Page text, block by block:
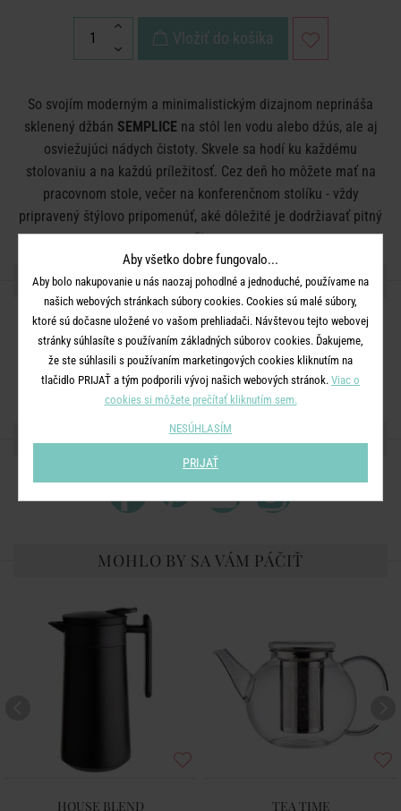
Vložiť do košíka
So svojím moderným a minimalistickým dizajnom neprináša
sklenený džbán SEMPLICE na stôl len vodu alebo džús, ale aj
osviežujúci nádych čistoty. Skvele sa hodí ku každému
stolovaniu a na každú príležitosť. Cez deň ho môžete mať na
pracovnom stole, večer na konferenčnom stolíku - vždy
pripravený štýlovo pripomenúť, aké dôležité je dodržiavať pitný
režim.
DETAILY PRODUKTU
Rozmery:priemer 9 x V 26 cm
Objem:1300 ml
Materiál:sklo
ZDIEĽAJTE S PRIATEĽMI
MOHLO BY SA VÁM PÁČIŤ
HOUSE BLEND TEA TIME
Aby všetko dobre fungovalo...
Aby bolo nakupovanie u nás naozaj pohodlné a jednoduché, používame na
našich webových stránkach súbory cookies. Cookies sú malé súbory,
ktoré sú dočasne uložené vo vašom prehliadači. Návštevou tejto webovej
stránky súhlasíte s používaním základných súborov cookies. Ďakujeme,
že ste súhlasili s používaním marketingových cookies kliknutím na
tlačidlo PRIJAŤ a tým podporili vývoj našich webových stránok. Viac o
cookies si môžete prečítať kliknutím sem.
NESÚHLASÍM
PRIJAŤ